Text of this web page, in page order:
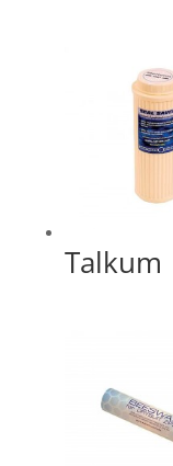
Talkum